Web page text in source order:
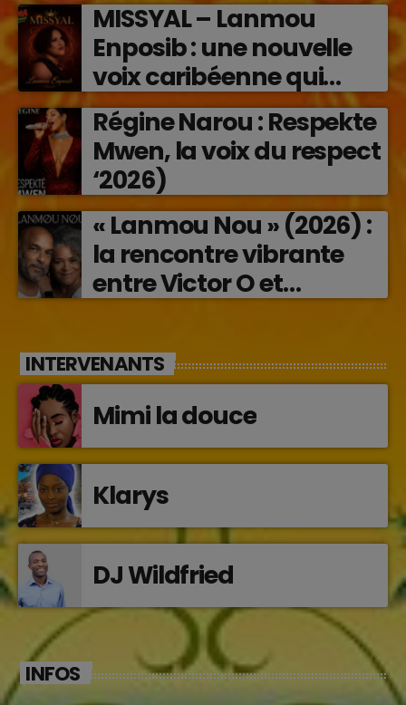
MISSYAL – Lanmou
Enposib : une nouvelle
voix caribéenne qui
transforme les émotions
en musique (2026)
Régine Narou : Respekte
Mwen, la voix du respect
‘2026)
« Lanmou Nou » (2026) :
la rencontre vibrante
entre Victor O et
INTERVENANTS
Mimi la douce
Klarys
DJ Wildfried
INFOS